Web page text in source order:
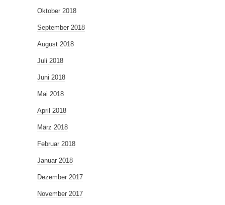
Oktober 2018
September 2018
August 2018
Juli 2018
Juni 2018
Mai 2018
April 2018
März 2018
Februar 2018
Januar 2018
Dezember 2017
November 2017